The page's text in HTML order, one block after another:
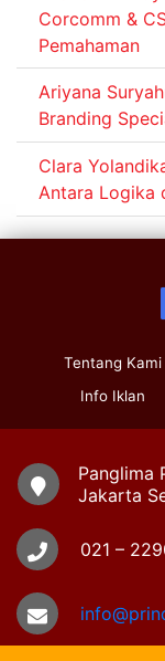
Corcomm &
Pemahaman
Ariyana
Branding
Clara
Antara Logika
Tentang Kami
Info Iklan
Panglima
Jakarta
021 –